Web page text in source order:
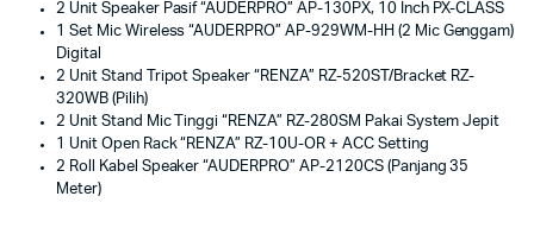
2 Unit Speaker Pasif “AUDERPRO” AP-130PX, 10 Inch PX-CLASS
1 Set Mic Wireless “AUDERPRO” AP-929WM-HH (2 Mic Genggam)
Digital
2 Unit Stand Tripot Speaker “RENZA” RZ-520ST/Bracket RZ-
320WB (Pilih)
2 Unit Stand Mic Tinggi “RENZA” RZ-280SM Pakai System Jepit
1 Unit Open Rack “RENZA” RZ-10U-OR + ACC Setting
2 Roll Kabel Speaker “AUDERPRO” AP-2120CS (Panjang 35
Meter)